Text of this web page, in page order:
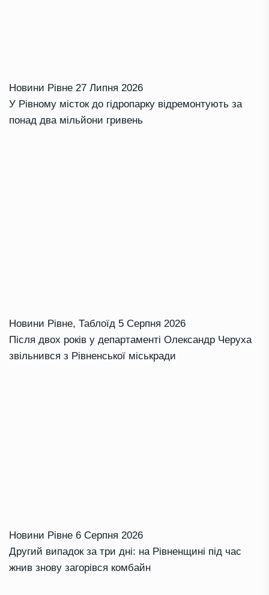
Новини Рівне 27 Липня 2026
У Рівному місток до гідропарку відремонтують за
понад два мільйони гривень
Новини Рівне, Таблоїд 5 Серпня 2026
Після двох років у департаменті Олександр Черуха
звільнився з Рівненської міськради
Новини Рівне 6 Серпня 2026
Другий випадок за три дні: на Рівненщині під час
жнив знову загорівся комбайн